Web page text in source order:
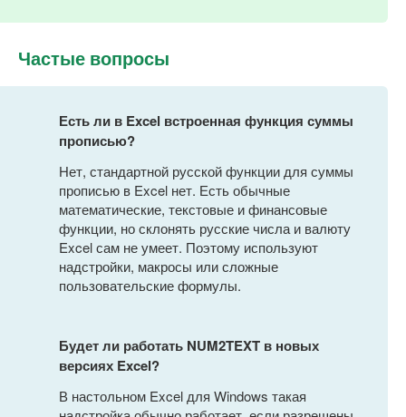
Частые вопросы
Есть ли в Excel встроенная функция суммы
прописью?
Нет, стандартной русской функции для суммы
прописью в Excel нет. Есть обычные
математические, текстовые и финансовые
функции, но склонять русские числа и валюту
Excel сам не умеет. Поэтому используют
надстройки, макросы или сложные
пользовательские формулы.
Будет ли работать NUM2TEXT в новых
версиях Excel?
В настольном Excel для Windows такая